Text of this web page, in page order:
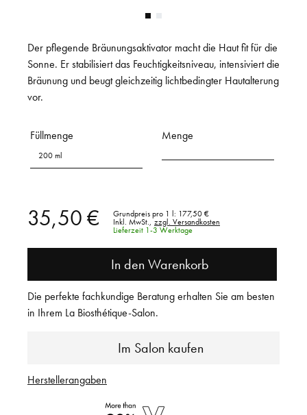
Der pflegende Bräunungsaktivator macht die Haut fit für die
Sonne. Er stabilisiert das Feuchtigkeitsniveau, intensiviert die
Bräunung und beugt gleichzeitig lichtbedingter Hautalterung
vor.
Füllmenge
200 ml
Menge
35,50 € Grundpreis pro 1 l: 177,50 €
Inkl. MwSt.,
zzgl. Versandkosten
Lieferzeit 1-3 Werktage
In den Warenkorb
Im Salon kaufen
Die perfekte fachkundige Beratung erhalten Sie am besten
in Ihrem La Biosthétique-Salon.
Herstellerangaben